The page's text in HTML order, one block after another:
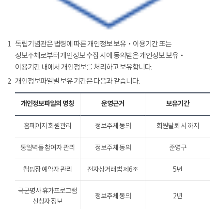
1 독립기념관은 법령에 따른 개인정보 보유‧이용기간 또는
정보주체로부터 개인정보 수집 시에 동의받은 개인정보 보유‧
이용기간 내에서 개인정보를 처리하고 보유합니다.
2 개인정보파일별 보유 기간은 다음과 같습니다.
개인정보파일의 명칭 운영근거 보유기간
홈페이지 회원관리 정보주체 동의 회원탈퇴 시 까지
통일벽돌 참여자 관리 정보주체 동의 준영구
캠핑장 예약자 관리 전자상거래법 제6조 5년
국군병사 휴가프로그램
신청자 정보
정보주체 동의 2년